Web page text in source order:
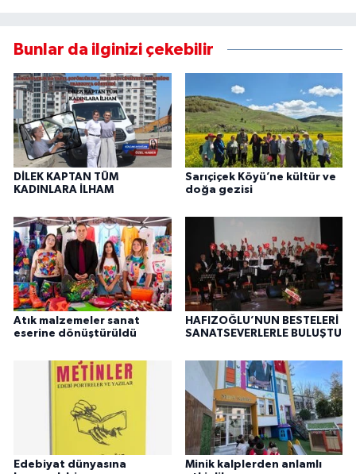
Bunlar da ilginizi çekebilir
DİLEK KAPTAN TÜM
KADINLARA İLHAM
Sarıçiçek Köyü’ne kültür ve
doğa gezisi
Atık malzemeler sanat
eserine dönüştürüldü
HAFIZOĞLU’NUN BESTELERİ
SANATSEVERLERLE BULUŞTU
Edebiyat dünyasına
Minik kalplerden anlamlı